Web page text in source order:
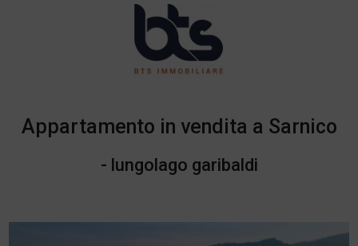
Appartamento in vendita a Sarnico
- lungolago garibaldi